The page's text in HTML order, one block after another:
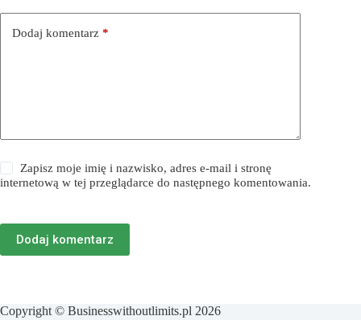
Dodaj komentarz *
Zapisz moje imię i nazwisko, adres e-mail i stronę
internetową w tej przeglądarce do następnego komentowania.
Dodaj komentarz
Copyright © Businesswithoutlimits.pl 2026